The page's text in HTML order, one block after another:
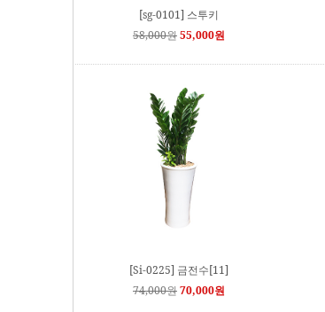
[sg-0101] 스투키
58,000원55,000원
[Si-0225] 금전수[11]
74,000원70,000원